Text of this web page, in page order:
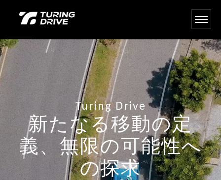
Turing Drive
新たなる移動の定
義、無限の可能性へ
の探求